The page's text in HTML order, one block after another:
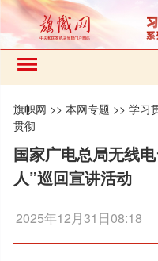
旗帜网 >>本网专题 >>学习
贯彻
国家广电总局无线
人”巡回宣讲活动
2025年12月31日08:18